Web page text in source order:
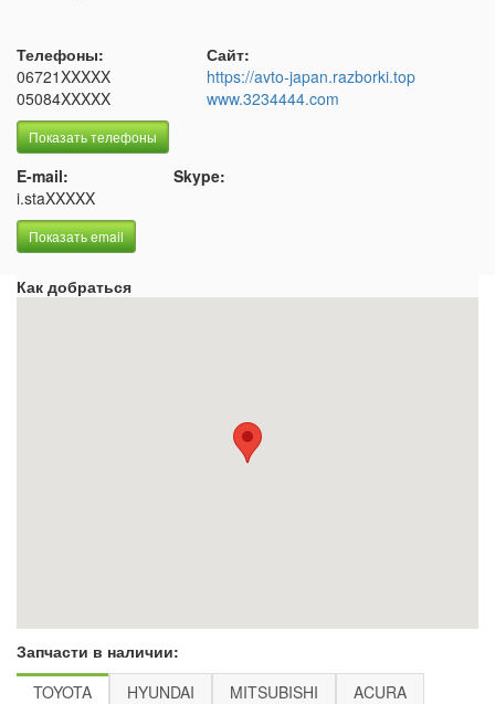
Телефоны:
06721XXXXX
05084XXXXX
Показать телефоны
Сайт:
https://avto-japan.razborki.top
www.3234444.com
E-mail:
i.staXXXXX
Показать email
Skype:
Как добраться
Запчасти в наличии:
TOYOTA
HYUNDAI MITSUBISHI
ACURA